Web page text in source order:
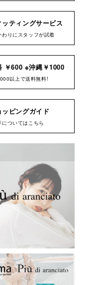
ッティングサービス
わりにスタッフが試着
￥600 ※沖縄￥1000
以上で送料無料!
ッピングガイド
についてはこちら